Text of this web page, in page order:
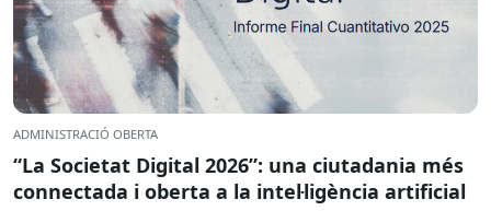
ADMINISTRACIÓ OBERTA
“La Societat Digital 2026”: una ciutadania més
connectada i oberta a la intel·ligència artificial